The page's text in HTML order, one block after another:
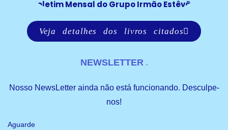
Boletim Mensal do Grupo Irmão Estêvão
Veja detalhes dos livros citados
NEWSLETTER
Nosso NewsLetter ainda não está funcionando. Desculpe-
nos!
Aguarde